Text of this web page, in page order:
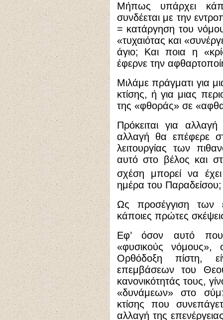
Μήπως υπάρχει
συνδέεται με την
= κατάργηση του
«τυχαιότας και
άγιο; Και ποια η
έφερνε την
Μιλάμε πράγματι για
κτίσης, ή για μιας
της «φθοράς» σε
Πρόκειται για αλλαγή
αλλαγή θα επέφερε
λειτουργίας των
αυτό στο βέλος και
σχέση μπορεί να
ημέρα του Παραδείσου;
Ως προσέγγιση των
κάποιες πρώτες
Εφ’ όσον αυτό που
«φυσικούς νόμους»,
Ορθόδοξη πίστη,
επεμβάσεων του
κανονικότητάς τους,
«δυνάμεων» στο
κτίσης που
αλλαγή της